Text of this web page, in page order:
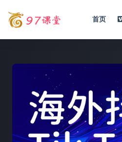
首页